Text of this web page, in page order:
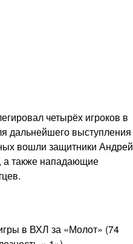
четырёх игроков в
дальнейшего выступления
вошли защитники Андрей
также нападающие
в ВХЛ за «Молот» (74